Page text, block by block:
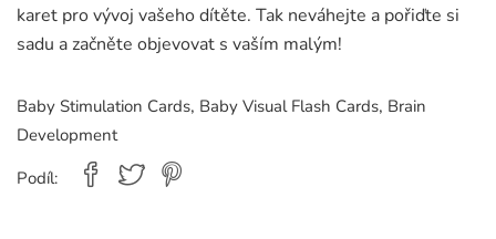
karet pro vývoj vašeho dítěte. Tak neváhejte a pořiďte si
sadu a začněte objevovat s vaším malým!
Baby Stimulation Cards, Baby Visual Flash Cards, Brain
Development
Podíl: